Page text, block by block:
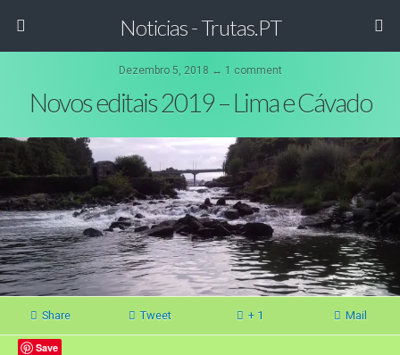
Noticias - Trutas.PT
Dezembro 5, 2018 ↔ 1 comment
Novos editais 2019 – Lima e Cávado
Share Tweet + 1 Mail
Save